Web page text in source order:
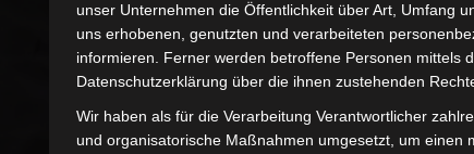
unser Unternehmen die Öffentlichkeit über Art, Umfang
uns erhobenen, genutzten und verarbeiteten
informieren. Ferner werden betroffene Personen mittels
Datenschutzerklärung über die ihnen zustehenden
Wir haben als für die Verarbeitung Verantwortlicher
und organisatorische Maßnahmen umgesetzt, um einen